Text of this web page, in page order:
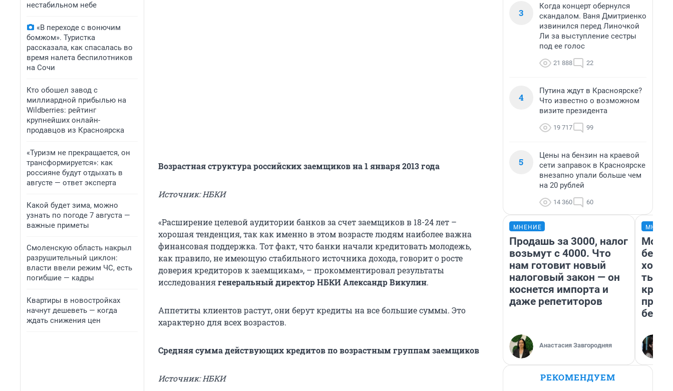
нестабильном небе
«В переходе с вонючим
бомжом». Туристка
рассказала, как спасалась во
время налета беспилотников
на Сочи
Кто обошел завод с
миллиардной прибылью на
Wildberries: рейтинг
крупнейших онлайн-
продавцов из Красноярска
«Туризм не прекращается, он
трансформируется»: как
россияне будут отдыхать в
августе — ответ эксперта
Какой будет зима, можно
узнать по погоде 7 августа —
важные приметы
Смоленскую область накрыл
разрушительный циклон:
власти ввели режим ЧС, есть
погибшие — кадры
Квартиры в новостройках
начнут дешеветь — когда
ждать снижения цен
Возрастная структура российских заемщиков на 1 января 2013 года
Источник: НБКИ
«Расширение целевой аудитории банков за счет заемщиков в 18-24 лет –
хорошая тенденция, так как именно в этом возрасте людям наиболее важна
финансовая поддержка. Тот факт, что банки начали кредитовать молодежь,
как правило, не имеющую стабильного источника дохода, говорит о росте
доверия кредиторов к заемщикам», – прокомментировал результаты
исследованиягенеральный директор НБКИ Александр Викулин.
Аппетиты клиентов растут, они берут кредиты на все большие суммы. Это
характерно для всех возрастов.
Средняя сумма действующих кредитов по возрастным группам заемщиков
Источник: НБКИ
3
Когда концерт обернулся
скандалом. Ваня Дмитриенко
извинился перед Линочкой
Ли за выступление сестры
под ее голос
21 888 22
4
Путина ждут в Красноярске?
Что известно о возможном
визите президента
19 717 99
5
Цены на бензин на краевой
сети заправок в Красноярске
внезапно упали больше чем
на 20 рублей
14 360 60
МНЕНИЕ
Продашь за 3000, налог
возьмут с 4000. Что
нам готовит новый
налоговый закон — он
коснется импорта и
даже репетиторов
Анастасия Завгородняя
Мой
РЕКОМЕНДУЕМ